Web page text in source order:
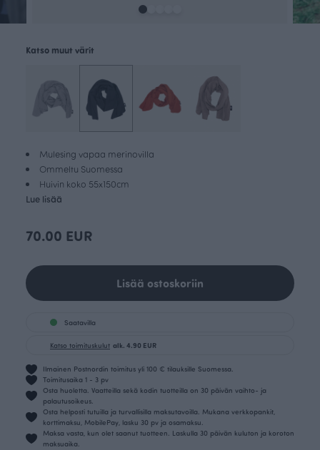
Mulesing vapaa merinovilla
Ommeltu Suomessa
Huivin koko 55x150cm
Lue lisää
Katso muut värit
70.00 EUR
Lisää ostoskoriin
Saatavilla
Katso toimituskulut alk. 4.90 EUR
Ilmainen Postnordin toimitus yli 100 € tilauksille Suomessa.
Toimitusaika 1 - 3 pv
Osta huoletta. Vaatteilla sekä kodin tuotteilla on 30 päivän vaihto- ja
palautusoikeus.
Osta helposti tutuilla ja turvallisilla maksutavoilla. Mukana verkkopankit,
korttimaksu, MobilePay, lasku 30 pv ja osamaksu.
Maksa vasta, kun olet saanut tuotteen. Laskulla 30 päivän kuluton ja koroton
maksuaika.